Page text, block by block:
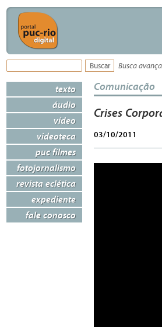
Busca
texto
áudio
vídeo
videoteca
puc filmes
fotojornalismo
revista eclética
expediente
fale conosco
Comunicação
Crises
03/10/2011